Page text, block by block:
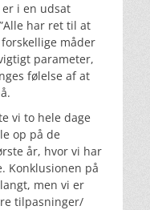
i en udsat
har ret til at
måder
parameter,
følelse af at
vi to hele dage
op på de
år, hvor vi har
Konklusionen på
men vi er
tilpasninger/